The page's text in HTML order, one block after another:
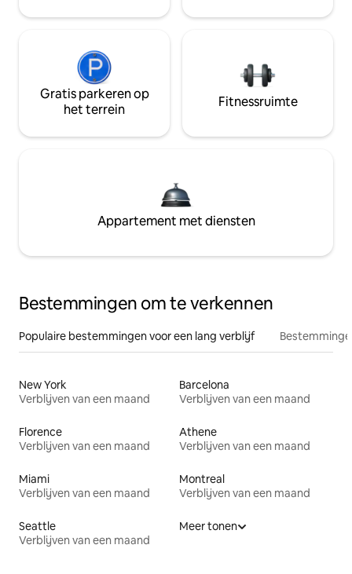
Gratis parkeren op
het terrein
Fitnessruimte
Appartement met diensten
Bestemmingen om te verkennen
Populaire bestemmingen voor een lang verblijf
New York
Verblijven van een maand
Barcelona
Verblijven van een maand
Florence
Verblijven van een maand
Athene
Verblijven van een maand
Miami
Verblijven van een maand
Montreal
Verblijven van een maand
Seattle
Verblijven van een maand
Meer tonen